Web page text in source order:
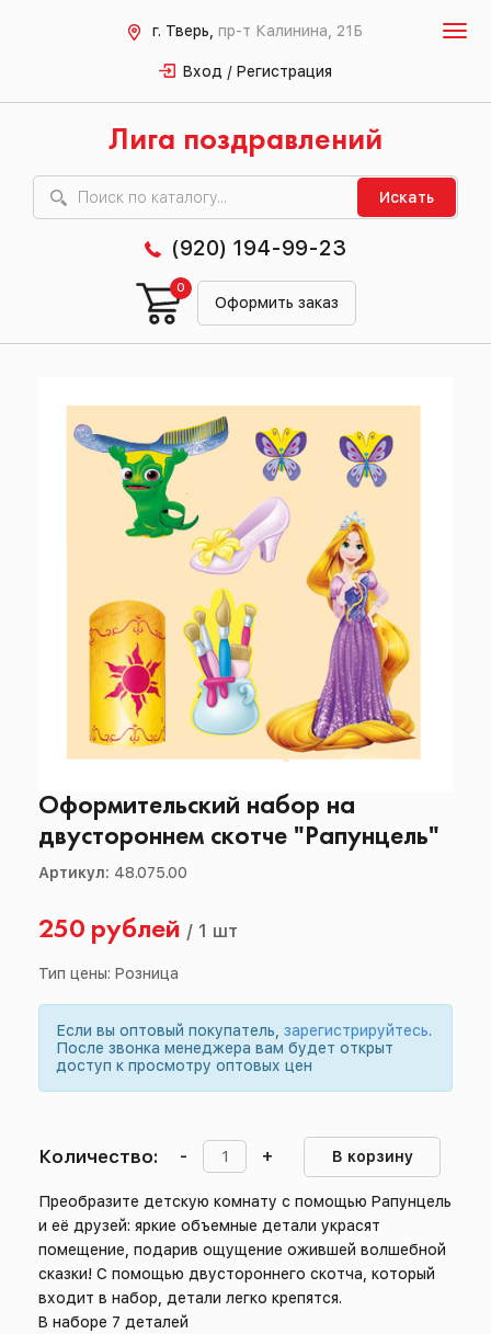
г. Тверь, пр-т Калинина, 21Б
Вход / Регистрация
Лига поздравлений
Искать
(920) 194-99-23
Оформить заказ
0
Оформительский набор на
двустороннем скотче "Рапунцель"
Артикул: 48.075.00
250 рублей / 1 шт
Тип цены: Розница
Если вы оптовый покупатель, зарегистрируйтесь.
После звонка менеджера вам будет открыт
доступ к просмотру оптовых цен
Количество: - + В корзину
Преобразите детскую комнату с помощью Рапунцель
и её друзей: яркие объемные детали украсят
помещение, подарив ощущение ожившей волшебной
сказки! С помощью двустороннего скотча, который
входит в набор, детали легко крепятся.
В наборе 7 деталей